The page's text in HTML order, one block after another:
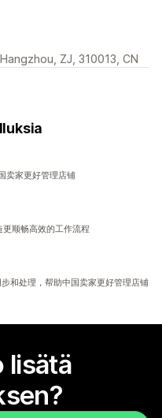
ZJ, 310013, CN
卖家更好管理店铺
顺畅高效的工作流程
和处理，帮助中国卖家更好管理店铺
lisätä